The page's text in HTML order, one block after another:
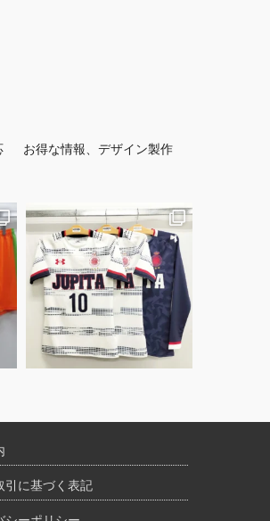
お得な情報、デザイン製作
引に基づく表記